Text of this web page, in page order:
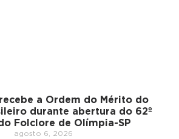
a Ordem do Mérito do
durante abertura do 62º
Folclore de Olímpia-SP
agosto 6, 2026